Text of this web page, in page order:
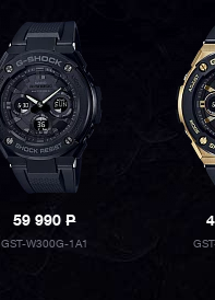
59 990P
GST-W300G-1A1